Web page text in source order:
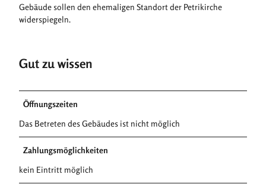
Gebäude sollen den ehemaligen Standort der Petrikirche
widerspiegeln.
Gut zu wissen
Öffnungszeiten
Das Betreten des Gebäudes ist nicht möglich
Zahlungsmöglichkeiten
kein Eintritt möglich